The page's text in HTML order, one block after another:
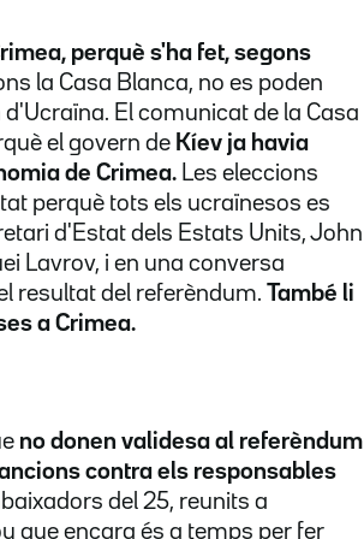
perquè s'ha fet, segons
la Casa Blanca, no es poden
El comunicat de la Casa
el govern de Kíev ja havia
de Crimea. Les eleccions
perquè tots els ucraïnesos es
d'Estat dels Estats Units, John
Lavrov, i en una conversa
resultat del referèndum. També li
a Crimea.
no donen validesa al referèndum
contra els responsables
del 25, reunits a
que encara és a temps per fer